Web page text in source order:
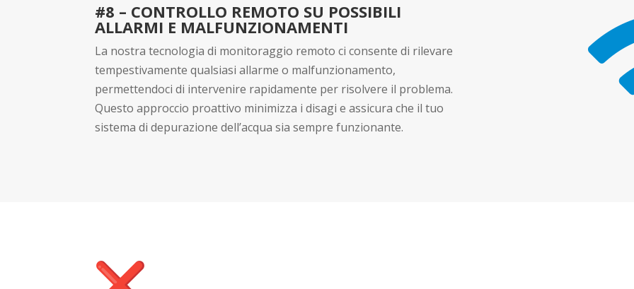
#8 – CONTROLLO REMOTO SU POSSIBILI
ALLARMI E MALFUNZIONAMENTI
La nostra tecnologia di monitoraggio remoto ci consente di rilevare
tempestivamente qualsiasi allarme o malfunzionamento,
permettendoci di intervenire rapidamente per risolvere il problema.
Questo approccio proattivo minimizza i disagi e assicura che il tuo
sistema di depurazione dell’acqua sia sempre funzionante.